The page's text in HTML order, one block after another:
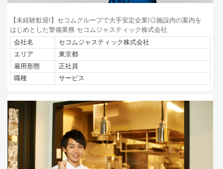
【未経験歓迎!】セコムグループで大手安定企業!◎施設内の案内を
はじめとした警備業務 セコムジャスティック株式会社
会社名
セコムジャスティック株式会社
エリア
東京都
雇用形態
正社員
職種
サービス